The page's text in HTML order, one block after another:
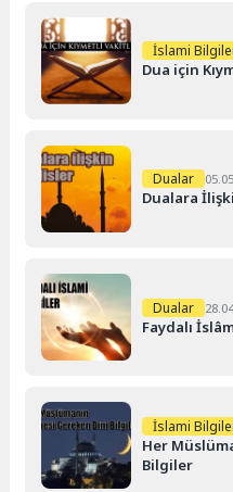
İslami
Dua için
Dualar
Dualara
Dualar
Faydalı
İslami
Her
Bilgiler